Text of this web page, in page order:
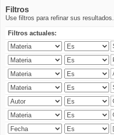
Filtros
Use filtros para refinar sus resultados.
Filtros actuales: